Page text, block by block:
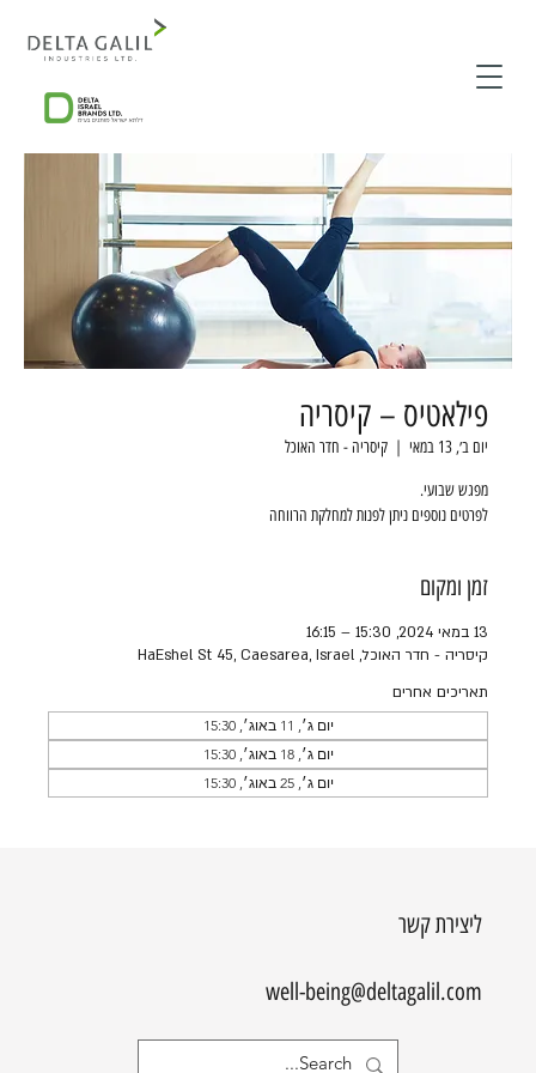
פילאטיס – קיסריה
יום ב׳, 13 במאי
  |
קיסריה - חדר האוכל
לפרטים נוספים ניתן לפנות למחלקת הרווחה
זמן ומקום
13 במאי 2024, 15:30 – 16:15
קיסריה - חדר האוכל, HaEshel St 45, Caesarea, Israel
תאריכים אחרים
יום ג׳, 11 באוג׳, 15:30
יום ג׳, 18 באוג׳, 15:30
יום ג׳, 25 באוג׳, 15:30
ליצירת קשר
well-being@deltagalil.com